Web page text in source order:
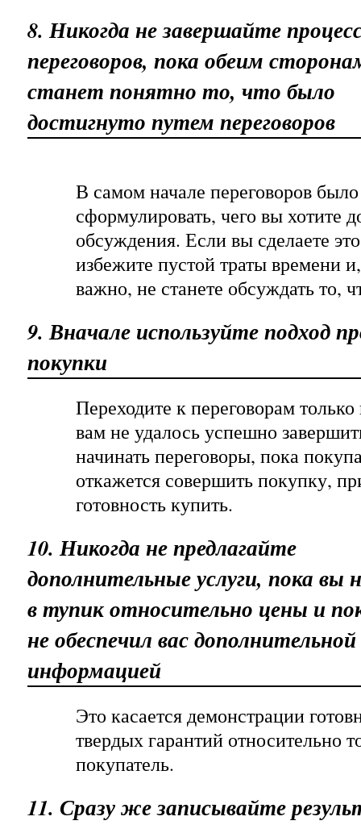
8. Никогда не завершайте
переговоров, пока обеим
станет понятно то, что было
достигнуто путем переговоров
В самом начале переговоров
сформулировать, чего вы хотите
обсуждения. Если вы сделаете
избежите пустой траты времени
важно, не станете обсуждать то,
9. Вначале используйте подход
покупки
Переходите к переговорам
вам не удалось успешно
начинать переговоры, пока
откажется совершить покупку,
готовность купить.
10. Никогда не предлагайте
дополнительные услуги, пока вы
в тупик относительно цены и
не обеспечил вас дополнительной
информацией
Это касается демонстрации
твердых гарантий относительно
покупатель.
11. Сразу же записывайте